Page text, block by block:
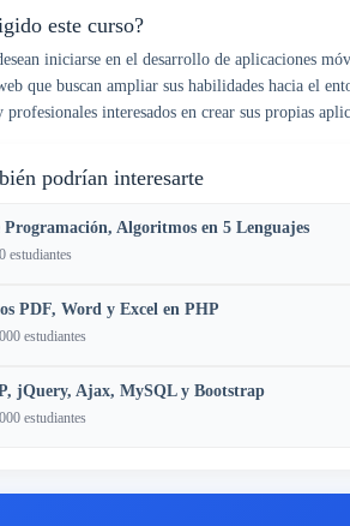
este curso?
iniciarse en el desarrollo de aplicaciones
que buscan ampliar sus habilidades hacia el
profesionales interesados en crear sus propias
podrían interesarte
Programación, Algoritmos en 5 Lenguajes
estudiantes
PDF, Word y Excel en PHP
estudiantes
jQuery, Ajax, MySQL y Bootstrap
estudiantes